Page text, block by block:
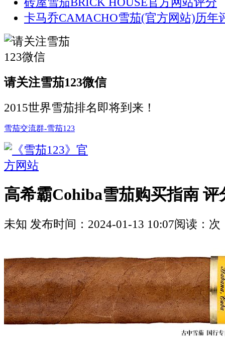
卡马乔CAMACHO雪茄(官方网站)历年
请关注雪茄123微信
2015世界雪茄排名即将到来！
雪茄交流群-雪茄123
高希霸Cohiba雪茄购买指南 评
未知 发布时间： 2024-01-13 10:07阅读： 次